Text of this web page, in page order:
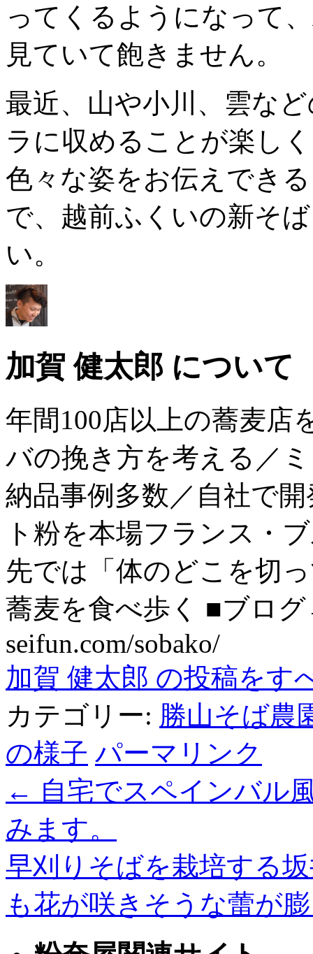
ってくるようになって
見ていて飽きません。
最近、山や小川、雲な
ラに収めることが楽し
色々な姿をお伝えでき
で、越前ふくいの新そ
い。
加賀 健太郎 について
年間100店以上の蕎麦店
バの挽き方を考える／
納品事例多数／自社で
ト粉を本場フランス・
先では「体のどこを切
蕎麦を食べ歩く ■ブロ
seifun.com/sobako/
加賀 健太郎 の投稿をす
カテゴリー: 勝山そば農
の様子 パーマリンク
← 自宅でスペインバル
みます。
早刈りそばを栽培する
も花が咲きそうな蕾が